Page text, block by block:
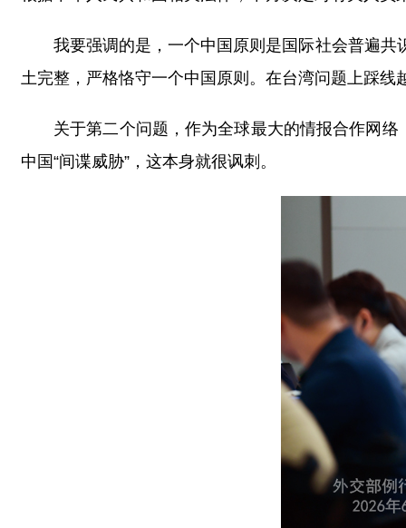
我要强调的是，一个中国原则是国际社会普遍
土完整，严格恪守一个中国原则。在台湾问题上踩线
关于第二个问题，作为全球最大的情报合作网
中国“间谍威胁”，这本身就很讽刺。